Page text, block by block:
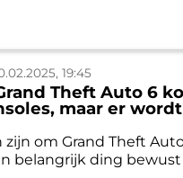
19:45
Theft Auto 6
maar er
zijn om Grand Theft
belangrijk ding bewust